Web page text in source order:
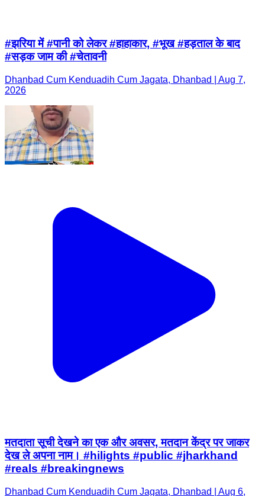
#झरिया में #पानी को लेकर #हाहाकार, #भूख #हड़ताल के बाद
#सड़क जाम की #चेतावनी
Dhanbad Cum Kenduadih Cum Jagata, Dhanbad | Aug 7,
2026
मतदाता सूची देखने का एक और अवसर, मतदान केंद्र पर जाकर
देख ले अपना नाम। #hilights #public #jharkhand
#reals #breakingnews
Dhanbad Cum Kenduadih Cum Jagata, Dhanbad | Aug 6,